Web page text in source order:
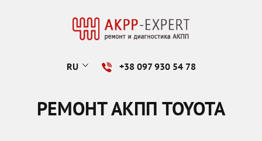
RU +38 097 930 54 78
РЕМОНТ АКПП TOYOTA